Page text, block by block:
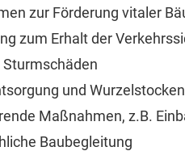
zur Förderung vitaler
zum Erhalt der
und
Maßnahmen, z.B.
Baubegleitung